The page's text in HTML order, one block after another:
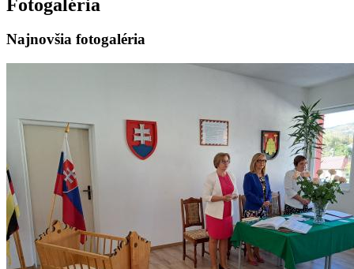
Fotogaléria
Najnovšia fotogaléria